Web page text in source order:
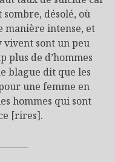
désolé, où
manière intense, et
vivent sont un peu
plus de d’hommes
blague dit que les
une femme en
hommes qui sont
[rires].